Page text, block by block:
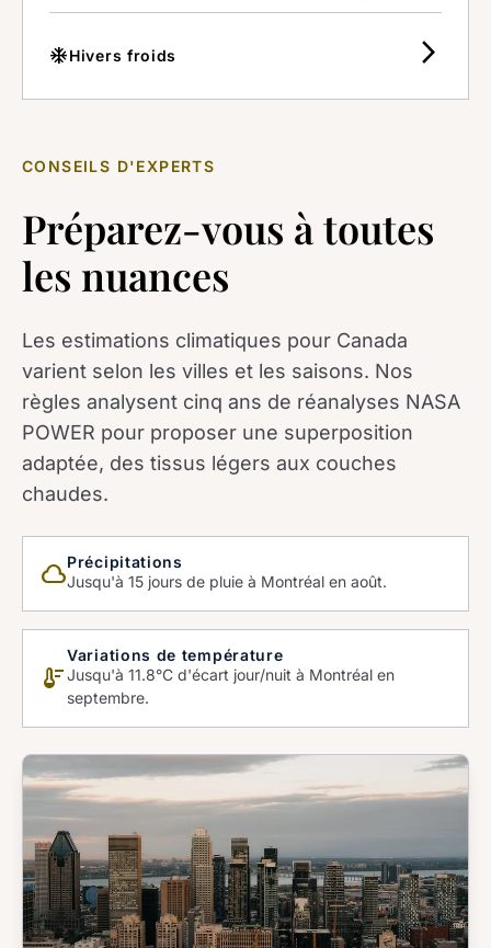
ac_unitHivers froids arrow_forward_ios
CONSEILS D'EXPERTS
Préparez-vous à toutes
les nuances
Les estimations climatiques pour Canada
varient selon les villes et les saisons. Nos
règles analysent cinq ans de réanalyses NASA
POWER pour proposer une superposition
adaptée, des tissus légers aux couches
chaudes.
cloud_queuePrécipitations
Jusqu'à 15 jours de pluie à Montréal en août.
thermostat
Variations de température
Jusqu'à 11.8°C d'écart jour/nuit à Montréal en
septembre.